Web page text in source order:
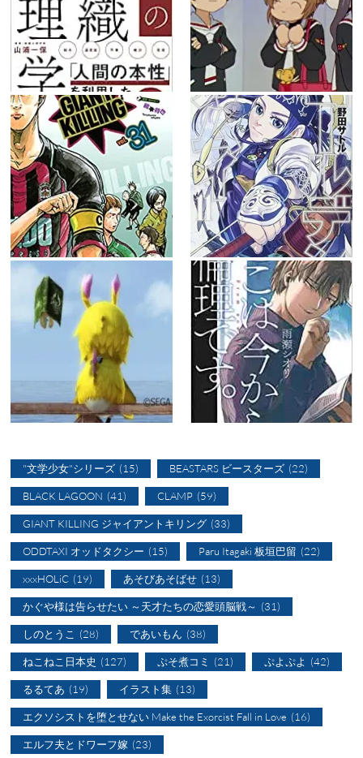
"文学少女"シリーズ (15) BEASTARS ビースターズ (22)
BLACK LAGOON (41) CLAMP (59)
GIANT KILLING ジャイアントキリング (33)
ODDTAXI オッドタクシー (15) Paru Itagaki 板垣巴留 (22)
xxxHOLiC (19) あそびあそばせ (13)
かぐや様は告らせたい ～天才たちの恋愛頭脳戦～ (31)
しのとうこ (28) であいもん (38)
ねこねこ日本史 (127) ぷそ煮コミ (21) ぷよぷよ (42)
るるてあ (19) イラスト集 (13)
エクソシストを堕とせない Make the Exorcist Fall in Love (16)
エルフ夫とドワーフ嫁 (23)